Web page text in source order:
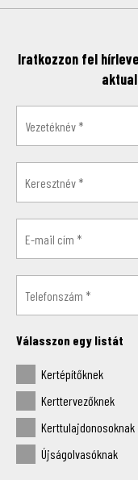
Iratkozzon fel
Válasszon egy listát
Kertépítőknek
Kerttervezőknek
Kerttulajdonosoknak
Újságolvasóknak